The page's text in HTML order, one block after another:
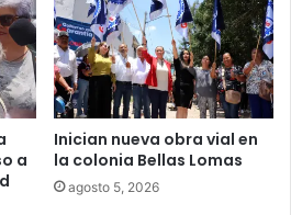
a
Inician nueva obra vial en
la colonia Bellas Lomas
agosto 5, 2026